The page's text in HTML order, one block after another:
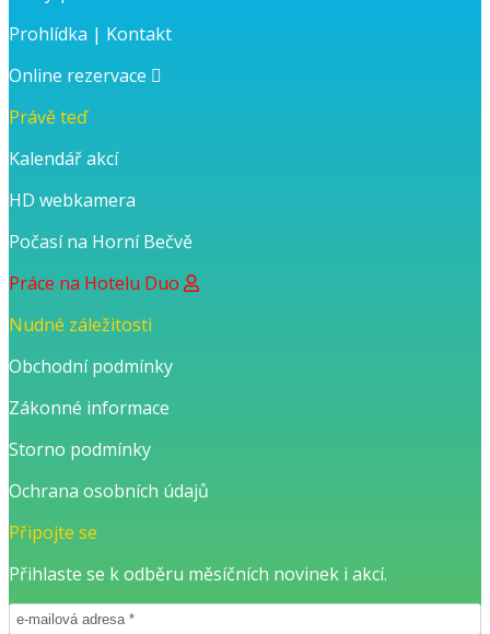
Prohlídka | Kontakt
Online rezervace
Právě teď
Kalendář akcí
HD webkamera
Počasí na Horní Bečvě
Práce na Hotelu Duo
Nudné záležitosti
Obchodní podmínky
Zákonné informace
Storno podmínky
Ochrana osobních údajů
Připojte se
Přihlaste se k odběru měsíčních novinek i akcí.